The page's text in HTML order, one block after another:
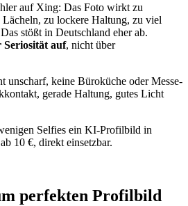
auf Xing: Das Foto wirkt zu
zu lockere Haltung, zu viel
stößt in Deutschland eher ab.
Seriosität auf, nicht über
unscharf, keine Büroküche oder Messe-
gerade Haltung, gutes Licht
Selfies ein KI-Profilbild in
10 €, direkt einsetzbar.
perfekten Profilbild